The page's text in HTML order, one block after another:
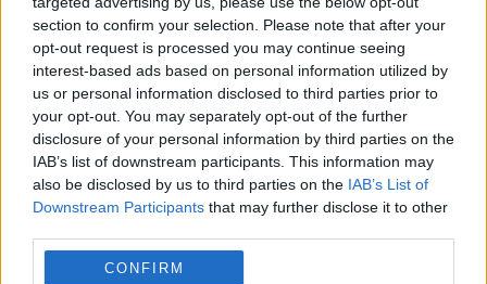
section to confirm your selection. Please note that after your
opt-out request is processed you may continue seeing
interest-based ads based on personal information utilized by
us or personal information disclosed to third parties prior to
your opt-out. You may separately opt-out of the further
disclosure of your personal information by third parties on the
IAB’s list of downstream participants. This information may
also be disclosed by us to third parties on the IAB’s List of
Downstream Participants that may further disclose it to other
CONFIRM
Peste 100.00 de pelerini au confirmat că vor
participa la vizita papei Francisc la Șumuleu
Ciuc, Bacău. Conform organizatorilor, papa
Francisc va sosi cu elicopterul în data de 1
iunie...